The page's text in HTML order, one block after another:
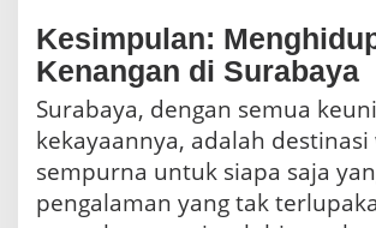
Kesimpulan:
Kenangan di Surabaya
Surabaya, dengan semua
kekayaannya, adalah
sempurna untuk siapa saja
pengalaman yang tak